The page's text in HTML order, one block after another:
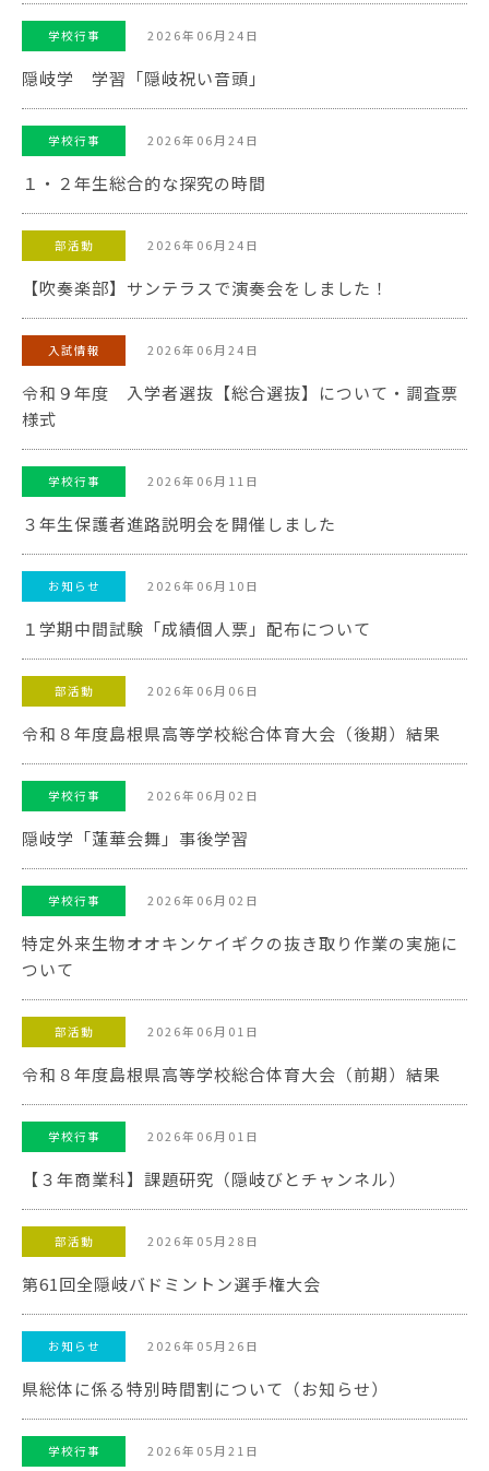
学校行事 2026年06月24日
隠岐学 学習「隠岐祝い音頭」
学校行事 2026年06月24日
１・２年生総合的な探究の時間
部活動 2026年06月24日
【吹奏楽部】サンテラスで演奏会をしました！
入試情報 2026年06月24日
令和９年度 入学者選抜【総合選抜】について・調査票
様式
学校行事 2026年06月11日
３年生保護者進路説明会を開催しました
お知らせ 2026年06月10日
１学期中間試験「成績個人票」配布について
部活動 2026年06月06日
令和８年度島根県高等学校総合体育大会（後期）結果
学校行事 2026年06月02日
隠岐学「蓮華会舞」事後学習
学校行事 2026年06月02日
特定外来生物オオキンケイギクの抜き取り作業の実施に
ついて
部活動 2026年06月01日
令和８年度島根県高等学校総合体育大会（前期）結果
学校行事 2026年06月01日
【３年商業科】課題研究（隠岐びとチャンネル）
部活動 2026年05月28日
第61回全隠岐バドミントン選手権大会
お知らせ 2026年05月26日
県総体に係る特別時間割について（お知らせ）
学校行事 2026年05月21日